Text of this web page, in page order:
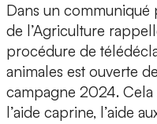
Dans un communiqué
de l’Agriculture
procédure de
animales est ouverte
campagne 2024. Cela
l’aide caprine, l’aide